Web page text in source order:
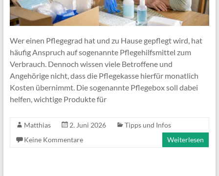
Wer einen Pflegegrad hat und zu Hause gepflegt wird, hat
häufig Anspruch auf sogenannte Pflegehilfsmittel zum
Verbrauch. Dennoch wissen viele Betroffene und
Angehörige nicht, dass die Pflegekasse hierfür monatlich
Kosten übernimmt. Die sogenannte Pflegebox soll dabei
helfen, wichtige Produkte für
Matthias 2. Juni 2026
Tipps und Infos
Keine Kommentare
Weiterlesen